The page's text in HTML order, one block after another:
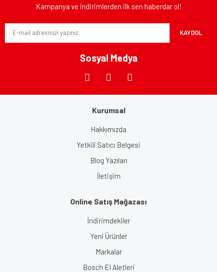
Ürün açıklamasında eksik bilgiler bulunuyor.
Ürün fiyatı diğer sitelerden daha pahalı.
Kampanya ve indirimlerden ilk sen haberdar ol!
KAYDOL
Sosyal Medya
Kurumsal
Hakkımızda
Yetkili Satıcı Belgesi
Blog Yazıları
İletişim
Online Satış Mağazası
İndirimdekiler
Yeni Ürünler
Markalar
Bosch El Aletleri